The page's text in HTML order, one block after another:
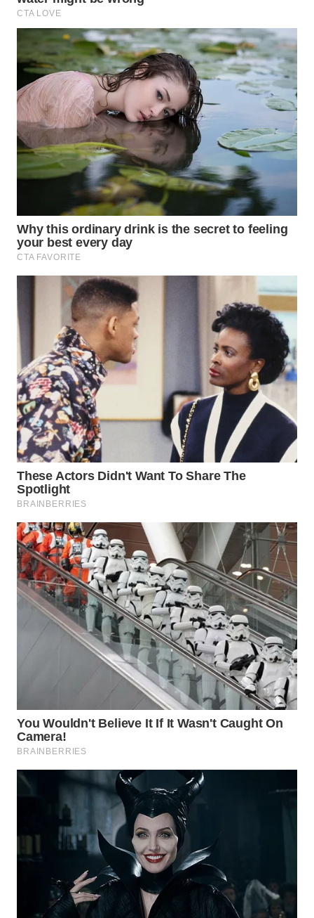
WN
LANGKAT
WN
TAPANULI
SELATAN
LESUNG
WN
KARO
SIMALUNGUN
WN
LABUHANBATU
WN
TAPANULI
TENGAH
WN DELI
SERDANG
WN
TEBING
TINGGI
WN
PAKPAK
BEKASI
WN
BOGOR
TAPANULI
UTARA